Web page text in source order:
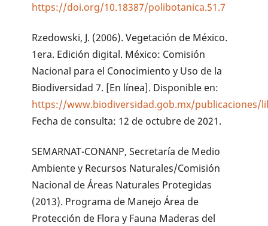
https://doi.org/10.18387/polibotanica.51.7
Rzedowski, J. (2006). Vegetación de México.
1era. Edición digital. México: Comisión
Nacional para el Conocimiento y Uso de la
Biodiversidad 7. [En línea]. Disponible en:
https://www.biodiversidad.gob.mx/
Fecha de consulta: 12 de octubre de 2021.
SEMARNAT-CONANP, Secretaría de Medio
Ambiente y Recursos Naturales/Comisión
Nacional de Áreas Naturales Protegidas
(2013). Programa de Manejo Área de
Protección de Flora y Fauna Maderas del